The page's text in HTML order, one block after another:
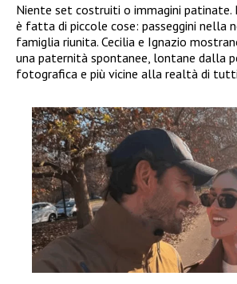
Niente set costruiti o immagini patinate.
è fatta di piccole cose: passeggini nella
famiglia riunita. Cecilia e Ignazio
una paternità spontanee, lontane dalla
fotografica e più vicine alla realtà di